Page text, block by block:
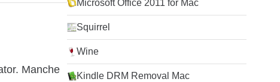
Manche
Microsoft Office 2011 for Mac
Squirrel
Wine
Kindle DRM Removal Mac